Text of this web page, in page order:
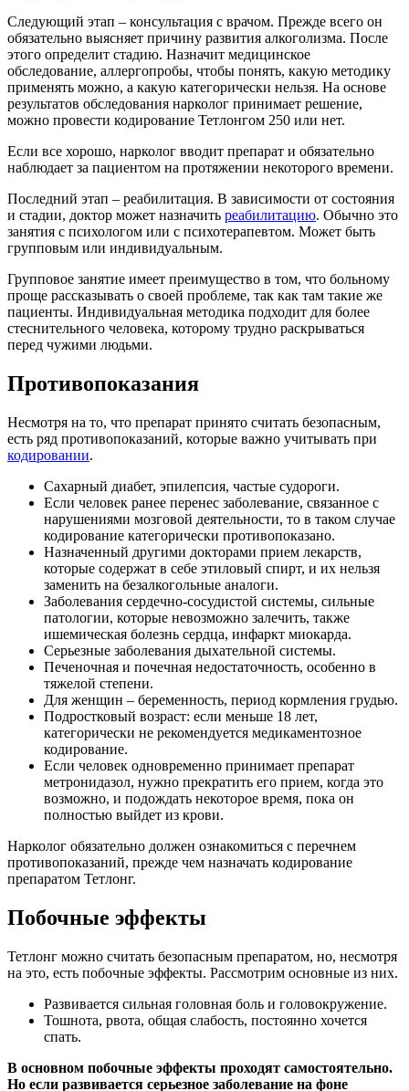
Следующий этап – консультация с врачом. Прежде всего он
обязательно выясняет причину развития алкоголизма. После
этого определит стадию. Назначит медицинское
обследование, аллергопробы, чтобы понять, какую методику
применять можно, а какую категорически нельзя. На основе
результатов обследования нарколог принимает решение,
можно провести кодирование Тетлонгом 250 или нет.
Если все хорошо, нарколог вводит препарат и обязательно
наблюдает за пациентом на протяжении некоторого времени.
Последний этап – реабилитация. В зависимости от состояния
и стадии, доктор может назначить реабилитацию. Обычно это
занятия с психологом или с психотерапевтом. Может быть
групповым или индивидуальным.
Групповое занятие имеет преимущество в том, что больному
проще рассказывать о своей проблеме, так как там такие же
пациенты. Индивидуальная методика подходит для более
стеснительного человека, которому трудно раскрываться
перед чужими людьми.
Противопоказания
Несмотря на то, что препарат принято считать безопасным,
есть ряд противопоказаний, которые важно учитывать при
кодировании.
Сахарный диабет, эпилепсия, частые судороги.
Если человек ранее перенес заболевание, связанное с
нарушениями мозговой деятельности, то в таком случае
кодирование категорически противопоказано.
Назначенный другими докторами прием лекарств,
которые содержат в себе этиловый спирт, и их нельзя
заменить на безалкогольные аналоги.
Заболевания сердечно-сосудистой системы, сильные
патологии, которые невозможно залечить, также
ишемическая болезнь сердца, инфаркт миокарда.
Серьезные заболевания дыхательной системы.
Печеночная и почечная недостаточность, особенно в
тяжелой степени.
Для женщин – беременность, период кормления грудью.
Подростковый возраст: если меньше 18 лет,
категорически не рекомендуется медикаментозное
кодирование.
Если человек одновременно принимает препарат
метронидазол, нужно прекратить его прием, когда это
возможно, и подождать некоторое время, пока он
полностью выйдет из крови.
Нарколог обязательно должен ознакомиться с перечнем
противопоказаний, прежде чем назначать кодирование
препаратом Тетлонг.
Побочные эффекты
Тетлонг можно считать безопасным препаратом, но, несмотря
на это, есть побочные эффекты. Рассмотрим основные из них.
Развивается сильная головная боль и головокружение.
Тошнота, рвота, общая слабость, постоянно хочется
спать.
В основном побочные эффекты проходят самостоятельно.
Но если развивается серьезное заболевание на фоне